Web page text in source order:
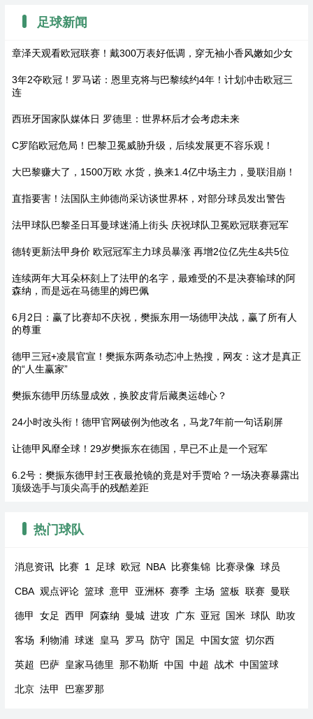
足球新闻
章泽天观看欧冠联赛！戴300万表好低调，穿无袖小香风嫩如少女
3年2夺欧冠！罗马诺：恩里克将与巴黎续约4年！计划冲击欧冠三
连
西班牙国家队媒体日 罗德里：世界杯后才会考虑未来
C罗陷欧冠危局！巴黎卫冕威胁升级，后续发展更不容乐观！
大巴黎赚大了，1500万欧 水货，换来1.4亿中场主力，曼联泪崩！
直指要害！法国队主帅德尚采访谈世界杯，对部分球员发出警告
法甲球队巴黎圣日耳曼球迷涌上街头 庆祝球队卫冕欧冠联赛冠军
德转更新法甲身价 欧冠冠军主力球员暴涨 再增2位亿先生&共5位
连续两年大耳朵杯刻上了法甲的名字，最难受的不是决赛输球的阿
森纳，而是远在马德里的姆巴佩
6月2日：赢了比赛却不庆祝，樊振东用一场德甲决战，赢了所有人
的尊重
德甲三冠+凌晨官宣！樊振东两条动态冲上热搜，网友：这才是真正
的“人生赢家”
樊振东德甲历练显成效，换胶皮背后藏奥运雄心？
24小时改头衔！德甲官网破例为他改名，马龙7年前一句话刷屏
让德甲风靡全球！29岁樊振东在德国，早已不止是一个冠军
6.2号：樊振东德甲封王夜最抢镜的竟是对手贾哈？一场决赛暴露出
顶级选手与顶尖高手的残酷差距
热门球队
消息资讯 比赛 1 足球 欧冠 NBA 比赛集锦 比赛录像 球员
CBA 观点评论 篮球 意甲 亚洲杯 赛季 主场 篮板 联赛 曼联
德甲 女足 西甲 阿森纳 曼城 进攻 广东 亚冠 国米 球队 助攻
客场 利物浦 球迷 皇马 罗马 防守 国足 中国女篮 切尔西
英超 巴萨 皇家马德里 那不勒斯 中国 中超 战术 中国篮球
北京 法甲 巴塞罗那